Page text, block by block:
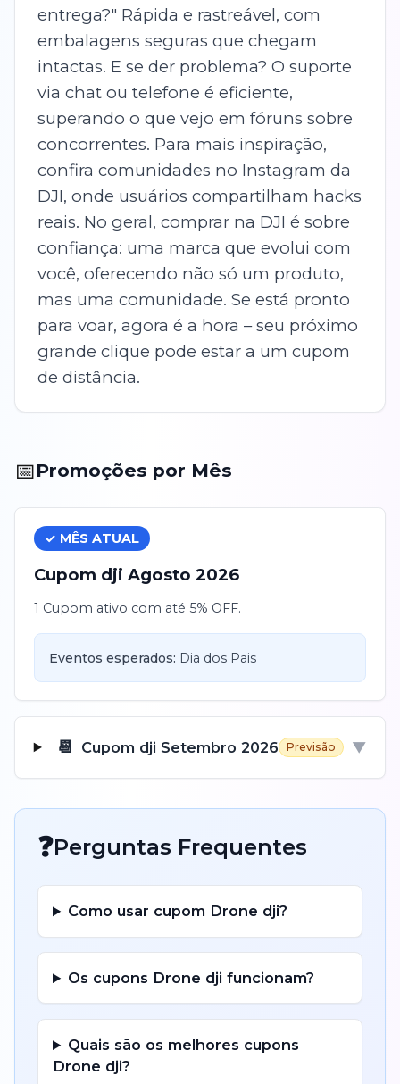
entrega?" Rápida e rastreável, com
embalagens seguras que chegam
intactas. E se der problema? O suporte
via chat ou telefone é eficiente,
superando o que vejo em fóruns sobre
concorrentes. Para mais inspiração,
confira comunidades no Instagram da
DJI, onde usuários compartilham hacks
reais. No geral, comprar na DJI é sobre
confiança: uma marca que evolui com
você, oferecendo não só um produto,
mas uma comunidade. Se está pronto
para voar, agora é a hora – seu próximo
grande clique pode estar a um cupom
de distância.
📅Promoções por Mês
✓ MÊS ATUAL
Cupom dji Agosto 2026
1 Cupom ativo com até 5% OFF.
Eventos esperados: Dia dos Pais
📆 Cupom dji Setembro 2026 Previsão ▼
❓Perguntas Frequentes
Como usar cupom Drone dji?
Os cupons Drone dji funcionam?
Quais são os melhores cupons
Drone dji?